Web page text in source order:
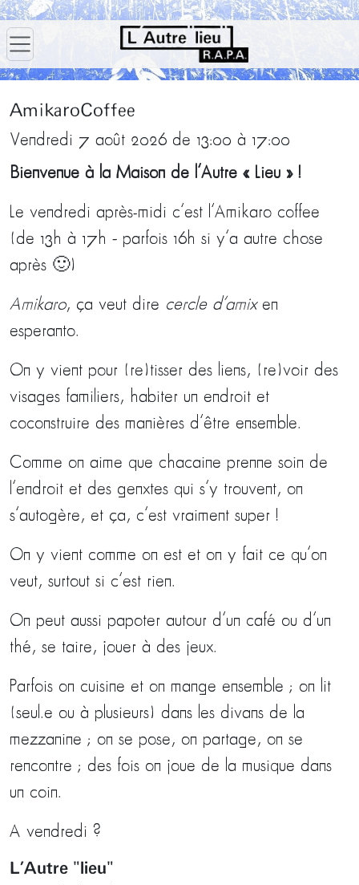
AmikaroCoffee
Vendredi 7 août 2026 de 13:00 à 17:00
Bienvenue à la Maison de l’Autre « Lieu » !
Le vendredi après-midi c’est l’Amikaro coffee
(de 13h à 17h – parfois 16h si y’a autre chose
après 🙂)
Amikaro, ça veut dire cercle d’amix en
esperanto.
On y vient pour (re)tisser des liens, (re)voir des
visages familiers, habiter un endroit et
coconstruire des manières d’être ensemble.
Comme on aime que chacaine prenne soin de
l’endroit et des genxtes qui s’y trouvent, on
s’autogère, et ça, c’est vraiment super !
On y vient comme on est et on y fait ce qu’on
veut, surtout si c’est rien.
On peut aussi papoter autour d’un café ou d’un
thé, se taire, jouer à des jeux.
Parfois on cuisine et on mange ensemble ; on lit
(seul.e ou à plusieurs) dans les divans de la
mezzanine ; on se pose, on partage, on se
rencontre ; des fois on joue de la musique dans
un coin.
A vendredi ?
L’Autre "lieu"